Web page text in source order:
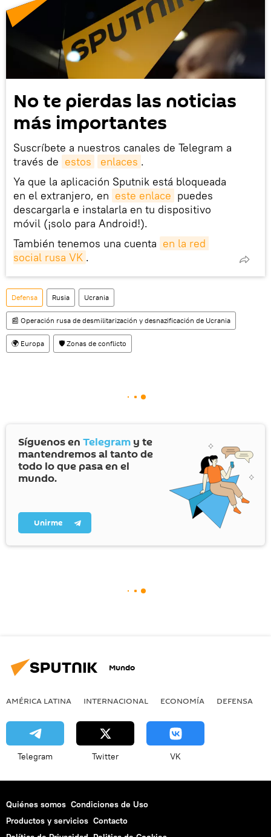
No te pierdas las noticias
más importantes
Suscríbete a nuestros canales de Telegram a
través de estos enlaces .
Ya que la aplicación Sputnik está bloqueada
en el extranjero, en este enlace puedes
descargarla e instalarla en tu dispositivo
móvil (¡solo para Android!).
También tenemos una cuenta en la red
social rusa VK .
Defensa Rusia Ucrania
📰 Operación rusa de desmilitarización y desnazificación de Ucrania
🌍 Europa 🛡️ Zonas de conflicto
Síguenos en Telegram y te
mantendremos al tanto de
todo lo que pasa en el
mundo.
Unirme
Mundo
AMÉRICA LATINA INTERNACIONAL ECONOMÍA DEFENSA
Telegram Twitter VK
Quiénes somos Condiciones de Uso
Productos y servicios Contacto